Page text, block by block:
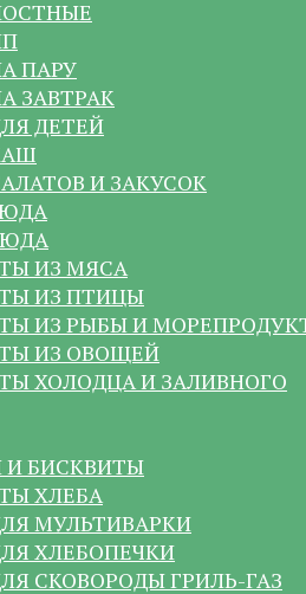
ПАРУ
ЗАВТРАК
ДЕТЕЙ
И ЗАКУСОК
ИЗ МЯСА
ИЗ ПТИЦЫ
ИЗ РЫБЫ И
ИЗ ОВОЩЕЙ
ХОЛОДЦА И ЗАЛИВНОГО
И БИСКВИТЫ
ХЛЕБА
МУЛЬТИВАРКИ
ХЛЕБОПЕЧКИ
СКОВОРОДЫ ГРИЛЬ-ГАЗ